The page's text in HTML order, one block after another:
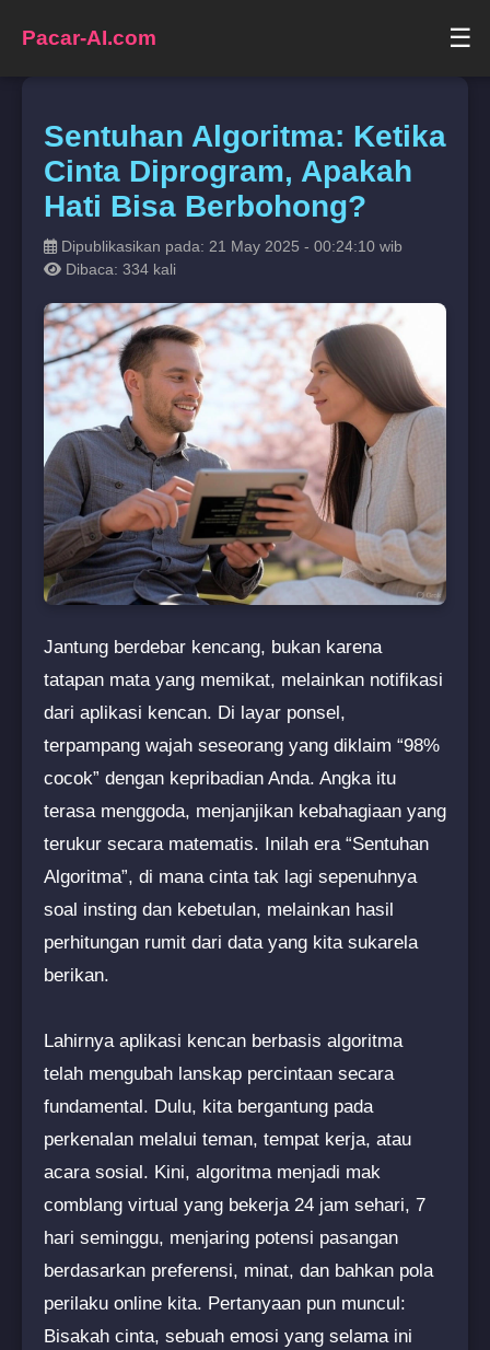
Pacar-AI.com ☰
Sentuhan Algoritma: Ketika
Cinta Diprogram, Apakah
Hati Bisa Berbohong?
Dipublikasikan pada: 21 May 2025 - 00:24:10 wib
Dibaca: 334 kali
Jantung berdebar kencang, bukan karena
tatapan mata yang memikat, melainkan notifikasi
dari aplikasi kencan. Di layar ponsel,
terpampang wajah seseorang yang diklaim “98%
cocok” dengan kepribadian Anda. Angka itu
terasa menggoda, menjanjikan kebahagiaan yang
terukur secara matematis. Inilah era “Sentuhan
Algoritma”, di mana cinta tak lagi sepenuhnya
soal insting dan kebetulan, melainkan hasil
perhitungan rumit dari data yang kita sukarela
berikan.
Lahirnya aplikasi kencan berbasis algoritma
telah mengubah lanskap percintaan secara
fundamental. Dulu, kita bergantung pada
perkenalan melalui teman, tempat kerja, atau
acara sosial. Kini, algoritma menjadi mak
comblang virtual yang bekerja 24 jam sehari, 7
hari seminggu, menjaring potensi pasangan
berdasarkan preferensi, minat, dan bahkan pola
perilaku online kita. Pertanyaan pun muncul:
Bisakah cinta, sebuah emosi yang selama ini